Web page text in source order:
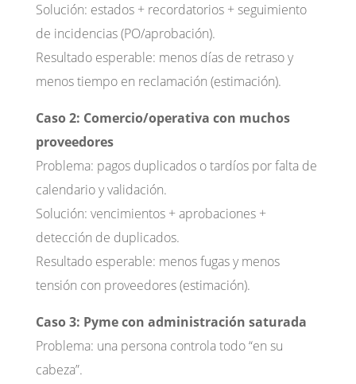
Solución: estados + recordatorios + seguimiento
de incidencias (PO/aprobación).
Resultado esperable: menos días de retraso y
menos tiempo en reclamación (estimación).
Caso 2: Comercio/operativa con muchos
proveedores
Problema: pagos duplicados o tardíos por falta de
calendario y validación.
Solución: vencimientos + aprobaciones +
detección de duplicados.
Resultado esperable: menos fugas y menos
tensión con proveedores (estimación).
Caso 3: Pyme con administración saturada
Problema: una persona controla todo “en su
cabeza”.